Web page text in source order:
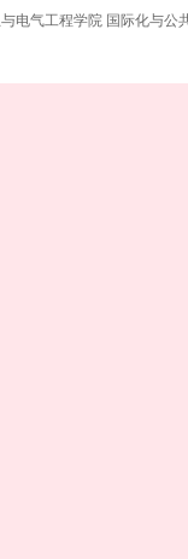
电气工程学院 国际化与公